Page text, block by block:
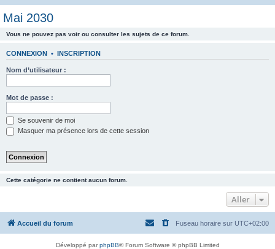
Mai 2030
Vous ne pouvez pas voir ou consulter les sujets de ce forum.
CONNEXION • INSCRIPTION
Nom d’utilisateur :
Mot de passe :
Se souvenir de moi
Masquer ma présence lors de cette session
Cette catégorie ne contient aucun forum.
Aller
Accueil du forum Fuseau horaire sur UTC+02:00
Développé parphpBB® Forum Software © phpBB Limited